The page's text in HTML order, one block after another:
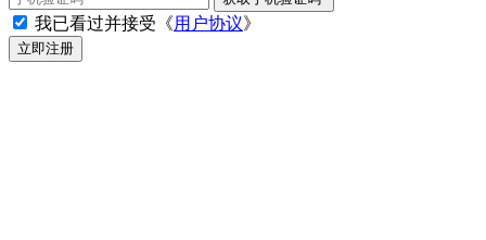
我已看过并接受《用户协议》